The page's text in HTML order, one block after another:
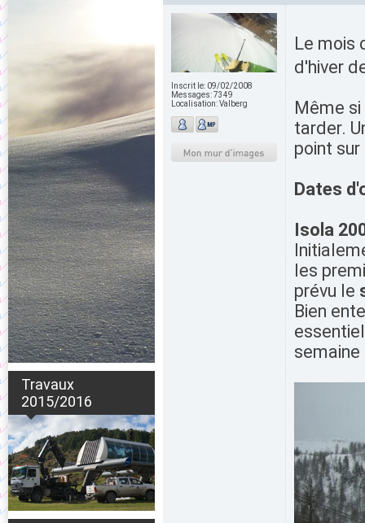
Travaux
2015/2016
Inscrit le: 09/02/2008
Messages:7349
Localisation:Valberg
Le mois
d'hiver
Même
tarder.
point
Dates
Isola
les
prévu le
Bien